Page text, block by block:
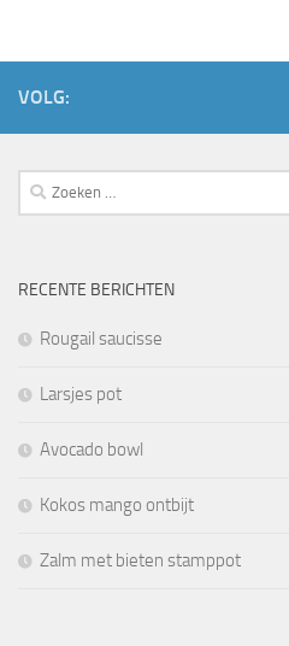
VOLG:
Zoeken
naar:
RECENTE BERICHTEN
Rougail saucisse
Larsjes pot
Avocado bowl
Kokos mango ontbijt
Zalm met bieten stamppot